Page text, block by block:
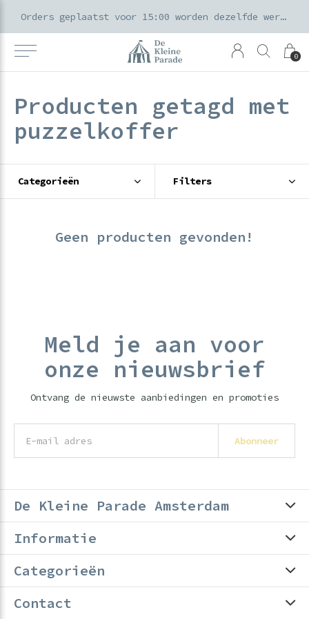
0
Orders geplaatst voor 15:00 worden dezelfde werkdag verzonden
Producten getagd met
puzzelkoffer
Categorieën Filters
Geen producten gevonden!
Meld je aan voor
onze nieuwsbrief
Ontvang de nieuwste aanbiedingen en promoties
Abonneer
De Kleine Parade Amsterdam
Informatie
Categorieën
Contact